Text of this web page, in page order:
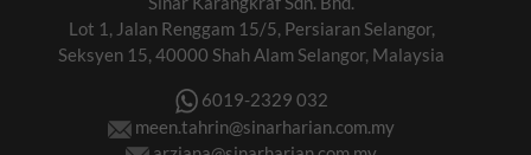
Lot 1, Jalan Renggam 15/5, Persiaran Selangor,
Seksyen 15, 40000 Shah Alam Selangor, Malaysia
6019-2329 032
meen.tahrin@sinarharian.com.my